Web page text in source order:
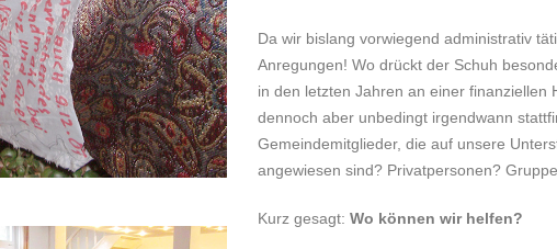
Da wir bislang vorwiegend administrativ
Anregungen! Wo drückt der Schuh
in den letzten Jahren an einer finanziellen
dennoch aber unbedingt irgendwann
Gemeindemitglieder, die auf unsere
angewiesen sind? Privatpersonen?
Kurz gesagt:Wo können wir helfen?